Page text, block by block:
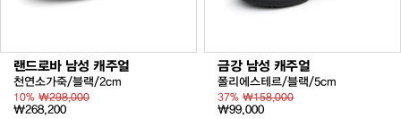
랜드로바 남성 캐주얼
천연소가죽/블랙/2cm
10% ₩298,000
₩268,200
금강 남성 캐주얼
폴리에스테르/블랙/5cm
37%₩158,000
₩99,000